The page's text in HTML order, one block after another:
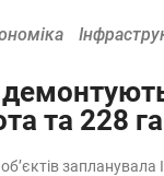
та 228
запланувала